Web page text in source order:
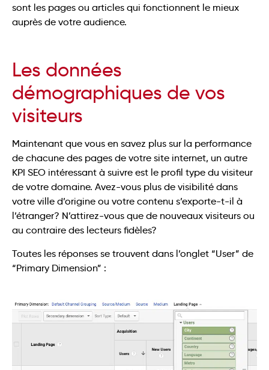
sont les pages ou articles qui fonctionnent le mieux
auprès de votre audience.
Les données
démographiques de vos
visiteurs
Maintenant que vous en savez plus sur la performance
de chacune des pages de votre site internet, un autre
KPI SEO intéressant à suivre est le profil type du visiteur
de votre domaine. Avez-vous plus de visibilité dans
votre ville d’origine ou votre contenu s’exporte-t-il à
l’étranger? N’attirez-vous que de nouveaux visiteurs ou
au contraire des lecteurs fidèles?
Toutes les réponses se trouvent dans l’onglet “User” de
“Primary Dimension” :